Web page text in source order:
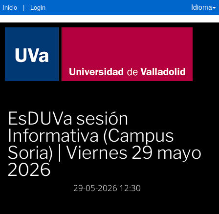
Inicio | Login Idioma
EsDUVa sesión
Informativa (Campus
Soria) | Viernes 29 mayo
2026
29-05-2026 12:30